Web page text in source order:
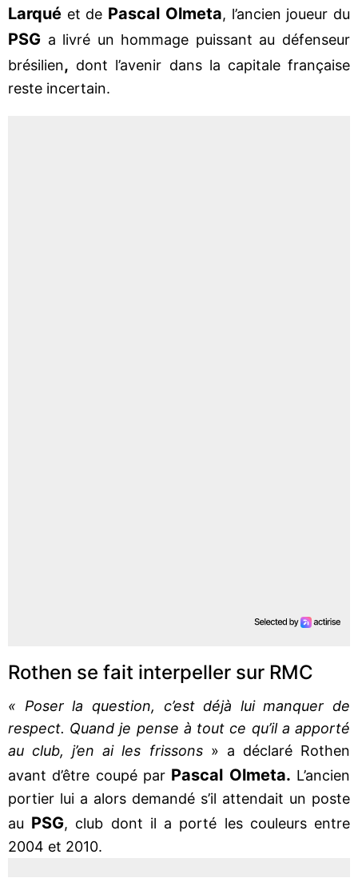
Larqué et de Pascal Olmeta, l’ancien joueur du
PSG a livré un hommage puissant au défenseur
brésilien, dont l’avenir dans la capitale française
reste incertain.
Rothen se fait interpeller sur RMC
« Poser la question, c’est déjà lui manquer de
respect. Quand je pense à tout ce qu’il a apporté
au club, j’en ai les frissons » a déclaré Rothen
avant d’être coupé par Pascal Olmeta. L’ancien
portier lui a alors demandé s’il attendait un poste
au PSG, club dont il a porté les couleurs entre
2004 et 2010.